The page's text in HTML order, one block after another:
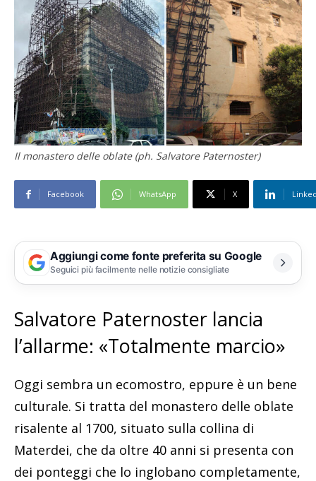
Il monastero delle oblate (ph. Salvatore Paternoster)
Facebook WhatsApp X
Aggiungi come fonte preferita su Google
Seguici più facilmente nelle notizie consigliate
Salvatore Paternoster lancia
l’allarme: «Totalmente marcio»
Oggi sembra un ecomostro, eppure è un bene
culturale. Si tratta del monastero delle oblate
risalente al 1700, situato sulla collina di
Materdei, che da oltre 40 anni si presenta con
dei ponteggi che lo inglobano completamente,